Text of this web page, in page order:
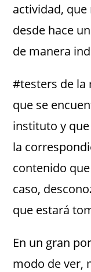
actividad,
desde hace
de manera
#testers de la
que se
instituto y
la
contenido
caso,
que estará
En un gran
modo de ver,